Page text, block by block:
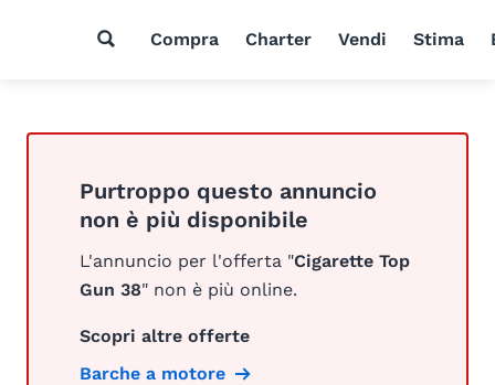
Compra Charter Vendi Stima
Purtroppo questo annuncio
non è più disponibile
L'annuncio per l'offerta "Cigarette Top
Gun 38" non è più online.
Scopri altre offerte
Barche a motore